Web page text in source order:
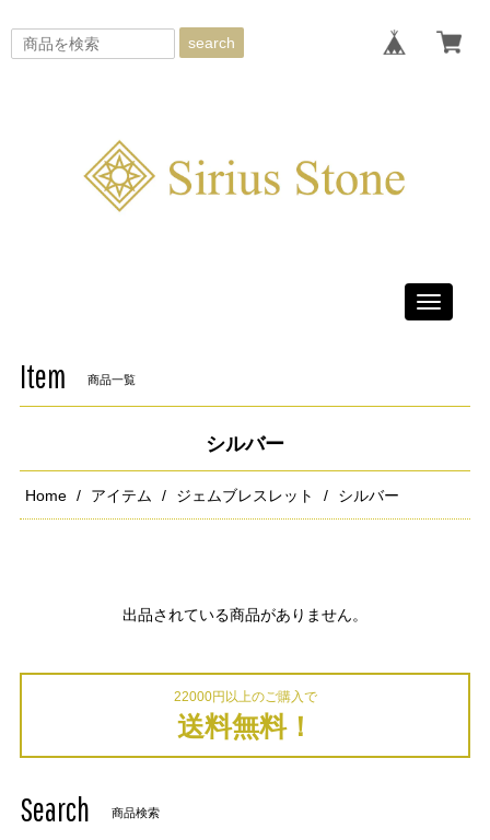
search
Toggle
Item 商品一覧
シルバー
Home アイテム ジェムブレスレット シルバー
出品されている商品がありません。
22000円以上のご購入で
送料無料！
Search 商品検索